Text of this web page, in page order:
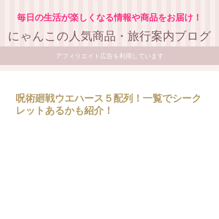
毎日の生活が楽しくなる情報や商品をお届け！
にゃんこの人気商品・旅行案内ブログ
アフィリエイト広告を利用しています
呪術廻戦ウエハース５配列！一覧でシーク
レットあるかも紹介！